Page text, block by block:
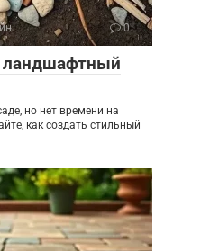
0
но нет времени на
как создать стильный